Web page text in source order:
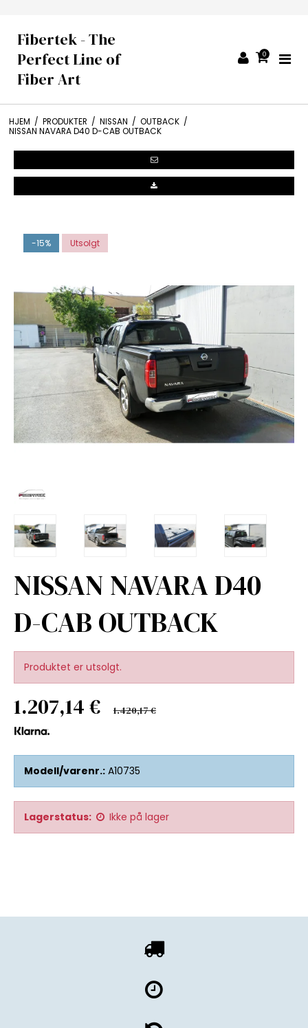
Fibertek - The
Perfect Line of
Fiber Art
0
HJEM / PRODUKTER / NISSAN / OUTBACK /
NISSAN NAVARA D40 D-CAB OUTBACK
-15% Utsolgt
NISSAN NAVARA D40
D-CAB OUTBACK
Produktet er utsolgt.
1.207,14 € 1.420,17 €
Modell/varenr.: A10735
Lagerstatus: Ikke på lager